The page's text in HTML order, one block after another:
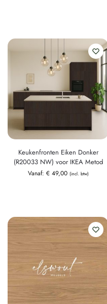
Keukenfronten Eiken Donker
(R20033 NW) voor IKEA Metod
Vanaf: €49,00 (incl. btw)